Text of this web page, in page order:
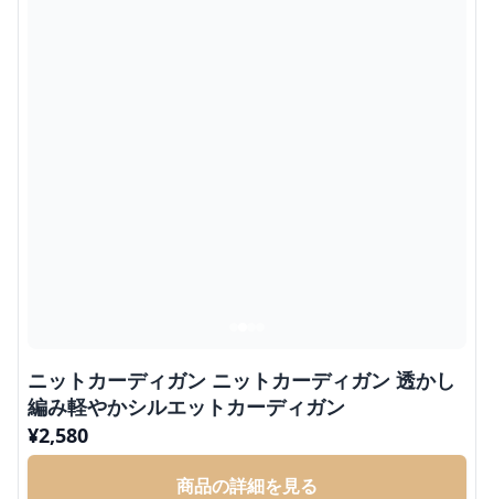
ニットカーディガン ニットカーディガン 透かし
編み軽やかシルエットカーディガン
¥2,580
商品の詳細を見る